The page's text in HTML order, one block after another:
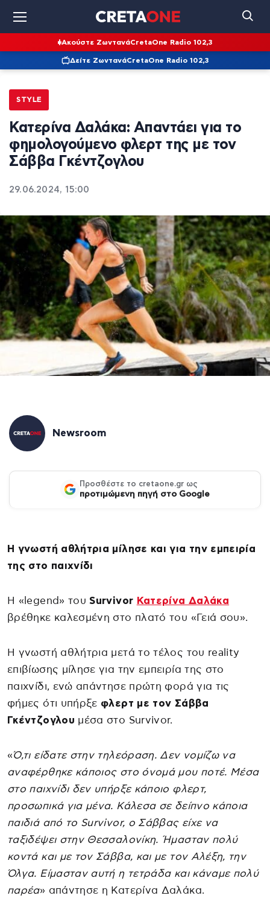
Ακούστε ΖωντανάCretaOne Radio 102,3
Δείτε ΖωντανάCretaOne Radio 102,3
STYLE
Κατερίνα Δαλάκα: Απαντάει για το
φημολογούμενο φλερτ της με τον
Σάββα Γκέντζογλου
29.06.2024, 15:00
Newsroom
Προσθέστε το cretaone.gr ως
προτιμώμενη πηγή στο Google
Η γνωστή αθλήτρια μίλησε και για την εμπειρία
της στο παιχνίδι
Η «legend» τουSurvivor Κατερίνα Δαλάκα
βρέθηκε καλεσμένη στο πλατό του «Γειά σου».
Η γνωστή αθλήτρια μετά το τέλος του reality
επιβίωσης μίλησε για την εμπειρία της στο
παιχνίδι, ενώ απάντησε πρώτη φορά για τις
φήμες ότι υπήρξε φλερτ με τον Σάββα
Γκέντζογλου μέσα στο Survivor.
«Ό,τι είδατε στην τηλεόραση. Δεν νομίζω να
αναφέρθηκε κάποιος στο όνομά μου ποτέ. Μέσα
στο παιχνίδι δεν υπήρξε κάποιο φλερτ,
προσωπικά για μένα. Κάλεσα σε δείπνο κάποια
παιδιά από το Survivor, ο Σάββας είχε να
ταξιδέψει στην Θεσσαλονίκη. Ήμασταν πολύ
κοντά και με τον Σάββα, και με τον Αλέξη, την
Όλγα. Είμασταν αυτή η τετράδα και κάναμε πολύ
παρέα» απάντησε η Κατερίνα Δαλάκα.